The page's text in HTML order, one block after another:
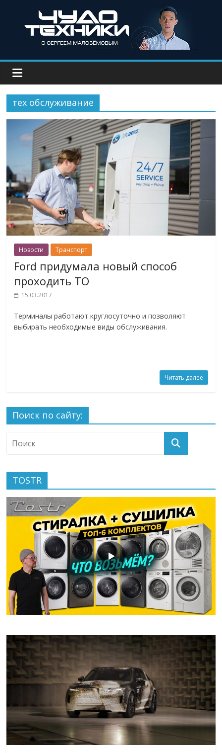
тех обслуживание
Новости Транспорт
Ford придумала новый способ
проходить ТО
15.03.2017
Терминалы работают круглосуточно и позволяют
выбирать необходимые виды обслуживания.
Читать далее
Поиск по сайту:
TOSTR